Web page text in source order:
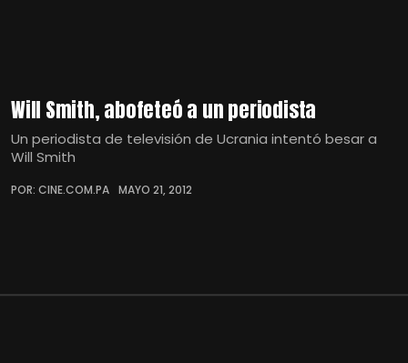
Will Smith, abofeteó a un periodista
Un periodista de televisión de Ucrania intentó besar a
Will Smith
POR: CINE.COM.PA MAYO 21, 2012